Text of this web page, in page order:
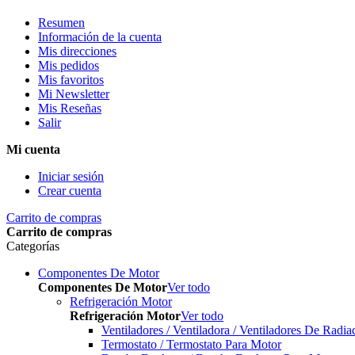
Resumen
Información de la cuenta
Mis direcciones
Mis pedidos
Mis favoritos
Mi Newsletter
Mis Reseñas
Salir
Mi cuenta
Iniciar sesión
Crear cuenta
Carrito de compras
Carrito de compras
Categorías
Componentes De Motor
Componentes De MotorVer todo
Refrigeración Motor
Refrigeración MotorVer todo
Ventiladores / Ventiladora / Ventiladores De
Termostato / Termostato Para Motor